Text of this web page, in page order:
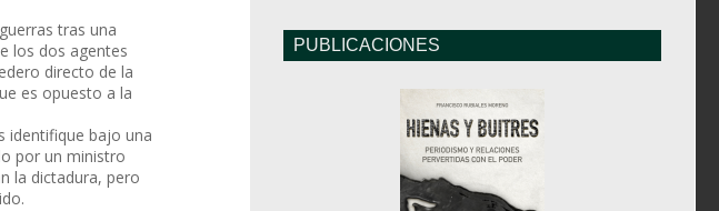
tras una
los dos agentes
directo de la
es opuesto a la
identifique bajo una
por un ministro
la dictadura, pero
PUBLICACIONES